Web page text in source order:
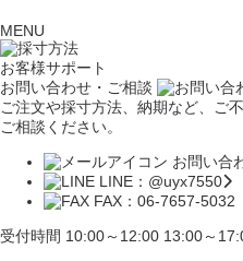
MENU
お客様サポート
お問い合わせ・ご相談
ご注文や採寸方法、納期など、ご
ご相談ください。
お問い合
LINE：@uyx7550
FAX：06-7657-5032
受付時間 10:00～12:00 13:00～